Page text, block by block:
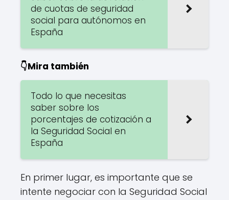
de cuotas de seguridad
social para autónomos en
España
👇Mira también
Todo lo que necesitas
saber sobre los
porcentajes de cotización a
la Seguridad Social en
España
En primer lugar, es importante que se
intente negociar con la Seguridad Social